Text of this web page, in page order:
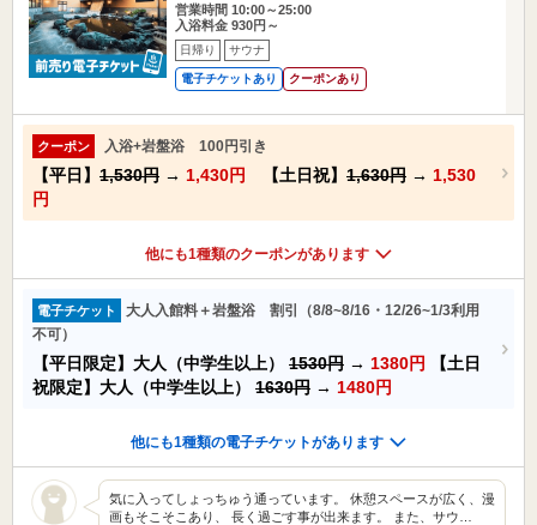
営業時間 10:00～25:00
入浴料金 930円～
日帰り サウナ
電子チケットあり クーポンあり
クーポン 入浴+岩盤浴 100円引き
【平日】 1,530円 → 1,430円 【土日祝】 1,630円 → 1,530
円
他にも1種類のクーポンがあります
電子チケット
大人入館料＋岩盤浴 割引（8/8~8/16・12/26~1/3利用
不可）
【平日限定】大人（中学生以上） 1530円 → 1380円
【土日
祝限定】大人（中学生以上） 1630円 → 1480円
他にも1種類の電子チケットがあります
気に入ってしょっちゅう通っています。 休憩スペースが広く、漫
画もそこそこあり、 長く過ごす事が出来ます。 また、サウ…